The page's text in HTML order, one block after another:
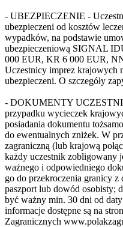
- UBEZPIECZENIE -
ubezpieczeni od kosztów
wypadków, na podstawie
ubezpieczeniową SIGNAL
000 EUR, KR 6 000 EUR,
Uczestnicy imprez krajowych
ubezpieczeni. O szczegóły
- DOKUMENTY
przypadku wycieczek
posiadania dokumentu
do ewentualnych zniżek. W
zagraniczną (lub krajową
każdy uczestnik zobligowany
ważnego i odpowiedniego
go do przekroczenia granicy
paszport lub dowód osobisty;
być ważny min. 30 dni od
informacje dostępne są na
Zagranicznych